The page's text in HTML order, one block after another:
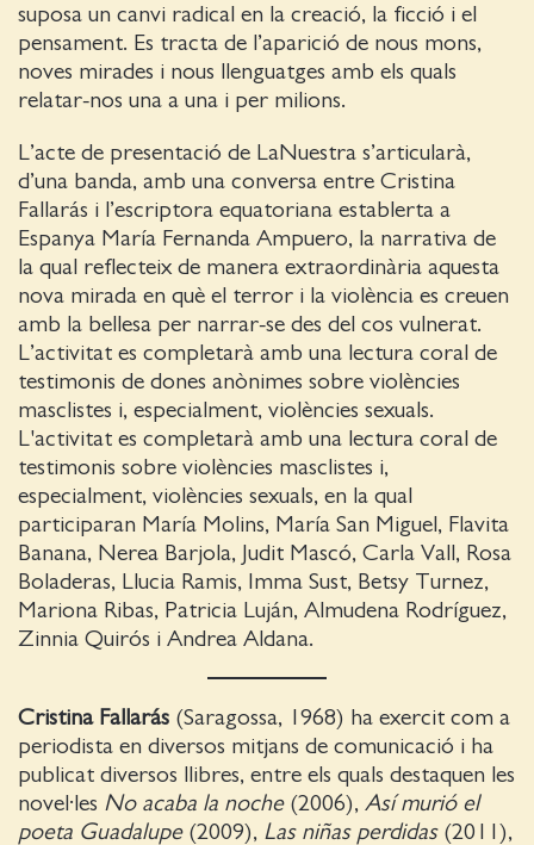
suposa un canvi radical en la creació, la ficció i el
pensament. Es tracta de l’aparició de nous mons,
noves mirades i nous llenguatges amb els quals
relatar-nos una a una i per milions.
L’acte de presentació de LaNuestra s’articularà,
d’una banda, amb una conversa entre Cristina
Fallarás i l’escriptora equatoriana establerta a
Espanya María Fernanda Ampuero, la narrativa de
la qual reflecteix de manera extraordinària aquesta
nova mirada en què el terror i la violència es creuen
amb la bellesa per narrar-se des del cos vulnerat.
L’activitat es completarà amb una lectura coral de
testimonis de dones anònimes sobre violències
masclistes i, especialment, violències sexuals.
L'activitat es completarà amb una lectura coral de
testimonis sobre violències masclistes i,
especialment, violències sexuals, en la qual
participaran María Molins, María San Miguel, Flavita
Banana, Nerea Barjola, Judit Mascó, Carla Vall, Rosa
Boladeras, Llucia Ramis, Imma Sust, Betsy Turnez,
Mariona Ribas, Patricia Luján, Almudena Rodríguez,
Zinnia Quirós i Andrea Aldana.
Cristina Fallarás (Saragossa, 1968) ha exercit com a
periodista en diversos mitjans de comunicació i ha
publicat diversos llibres, entre els quals destaquen les
novel·les No acaba la noche(2006), Así murió el
poeta Guadalupe(2009), Las niñas perdidas(2011),